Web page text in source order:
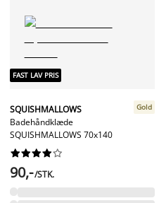
FAST LAV PRIS
SQUISHMALLOWS
Badehåndklæde
SQUISHMALLOWS 70x140
Gold






90,-/STK.